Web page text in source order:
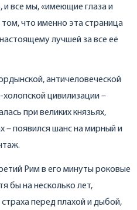
и все мы, «имеющие глаза и
что именно эта страница
лучшей за все её
античеловеческой
цивилизации –
при великих князьях,
– появился шанс на мирный и
Рим в его минуты роковые
бы на несколько лет,
перед плахой и дыбой,